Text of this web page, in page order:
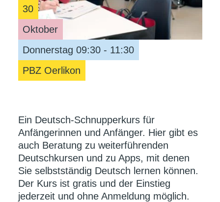
30
Oktober
Donnerstag 09:30 - 11:30
PBZ Oerlikon
Ein Deutsch-Schnupperkurs für
Anfängerinnen und Anfänger. Hier gibt es
auch Beratung zu weiterführenden
Deutschkursen und zu Apps, mit denen
Sie selbstständig Deutsch lernen können.
Der Kurs ist gratis und der Einstieg
jederzeit und ohne Anmeldung möglich.